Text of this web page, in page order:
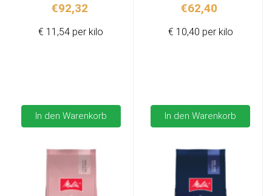
€92,32
In den Warenkorb
€ 11,54 per kilo
€62,40
In den Warenkorb
€ 10,40 per kilo